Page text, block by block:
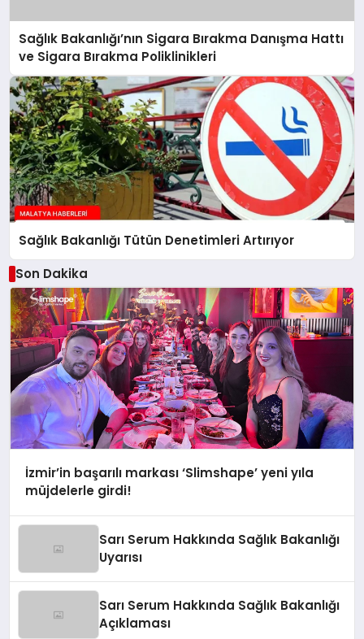
Sağlık Bakanlığı’nın Sigara Bırakma Danışma Hattı
ve Sigara Bırakma Poliklinikleri
Sağlık Bakanlığı Tütün Denetimleri Artırıyor
Son Dakika
İzmir’in başarılı markası ‘Slimshape’ yeni yıla
müjdelerle girdi!
Sarı Serum Hakkında Sağlık Bakanlığı
Uyarısı
Sarı Serum Hakkında Sağlık Bakanlığı
Açıklaması